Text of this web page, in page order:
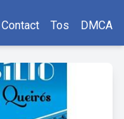
Contact Tos DMCA